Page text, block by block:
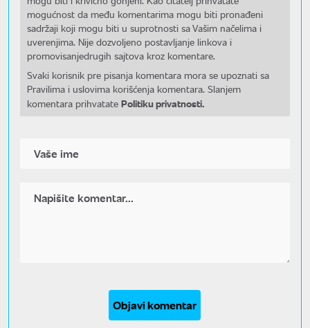
mogućnost da među komentarima mogu biti pronađeni
sadržaji koji mogu biti u suprotnosti sa Vašim načelima i
uverenjima. Nije dozvoljeno postavljanje linkova i
promovisanjedrugih sajtova kroz komentare.
Svaki korisnik pre pisanja komentara mora se upoznati sa
Pravilima i uslovima korišćenja komentara. Slanjem
komentara prihvatate Politiku privatnosti.
Objavi komentar